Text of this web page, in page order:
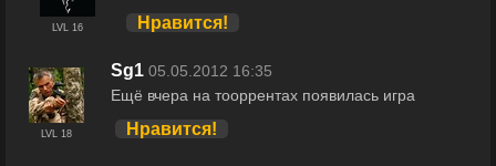
LVL 16 Нравится!
LVL 18
Sg1 05.05.2012 16:35
Ещё вчера на тооррентах появилась игра
Нравится!